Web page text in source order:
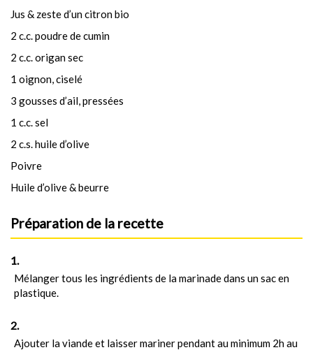
Jus & zeste d’un citron bio
2 c.c. poudre de cumin
2 c.c. origan sec
1 oignon, ciselé
3 gousses d’ail, pressées
1 c.c. sel
2 c.s. huile d’olive
Poivre
Huile d’olive & beurre
Préparation de la recette
Mélanger tous les ingrédients de la marinade dans un sac en
plastique.
Ajouter la viande et laisser mariner pendant au minimum 2h au